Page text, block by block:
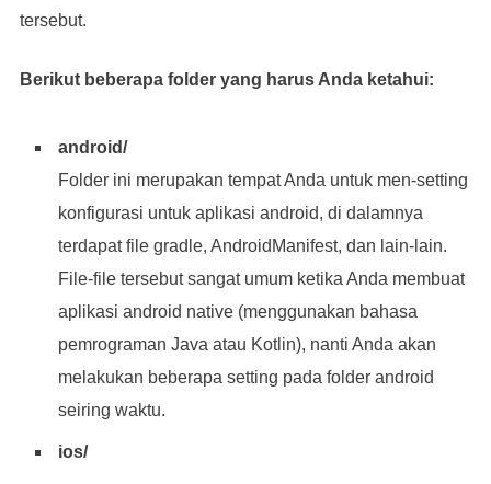
tersebut.
Berikut beberapa folder yang harus Anda ketahui:
android/
Folder ini merupakan tempat Anda untuk men-setting
konfigurasi untuk aplikasi android, di dalamnya
terdapat file gradle, AndroidManifest, dan lain-lain.
File-file tersebut sangat umum ketika Anda membuat
aplikasi android native (menggunakan bahasa
pemrograman Java atau Kotlin), nanti Anda akan
melakukan beberapa setting pada folder android
seiring waktu.
ios/